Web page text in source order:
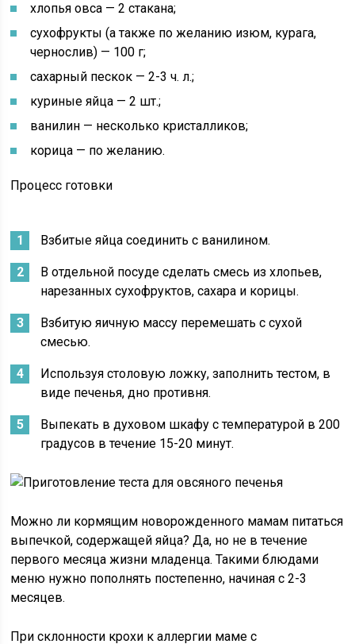
хлопья овса — 2 стакана;
сухофрукты (а также по желанию изюм, курага,
чернослив) — 100 г;
сахарный пескок — 2-3 ч. л.;
куриные яйца — 2 шт.;
ванилин — несколько кристалликов;
корица — по желанию.
Процесс готовки
Взбитые яйца соединить с ванилином.
В отдельной посуде сделать смесь из хлопьев,
нарезанных сухофруктов, сахара и корицы.
Взбитую яичную массу перемешать с сухой
смесью.
Используя столовую ложку, заполнить тестом, в
виде печенья, дно противня.
Выпекать в духовом шкафу с температурой в 200
градусов в течение 15-20 минут.
Можно ли кормящим новорожденного мамам питаться
выпечкой, содержащей яйца? Да, но не в течение
первого месяца жизни младенца. Такими блюдами
меню нужно пополнять постепенно, начиная с 2-3
месяцев.
При склонности крохи к аллергии маме с